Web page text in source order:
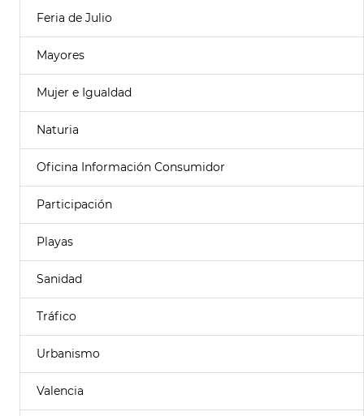
Feria de Julio
Mayores
Mujer e Igualdad
Naturia
Oficina Información Consumidor
Participación
Playas
Sanidad
Tráfico
Urbanismo
Valencia